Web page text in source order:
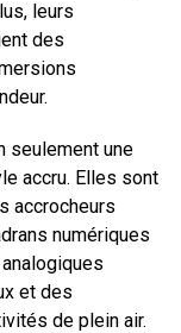
leurs
des
seulement une
accru. Elles sont
accrocheurs
numériques
et des
de plein air.